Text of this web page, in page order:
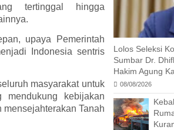
tertinggal hingga
upaya Pemerintah
Indonesia sentris
masyarakat untuk
mendukung kebijakan
Tanah
Lolos Seleksi
Sumbar Dr.
Hakim Agung
08/08/2026